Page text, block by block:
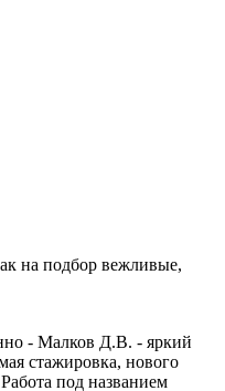
на подбор вежливые,
- Малков Д.В. - яркий
стажировка, нового
под названием